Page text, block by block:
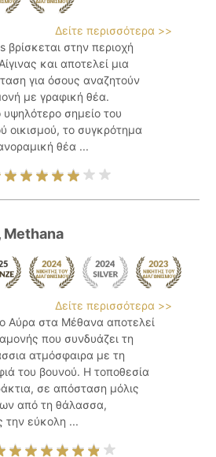
Δείτε περισσότερα >>
βρίσκεται στην περιοχή
και αποτελεί μια
για όσους αναζητούν
με γραφική θέα.
υψηλότερο σημείο του
οικισμού, το συγκρότημα
θέα ...
Methana
Δείτε περισσότερα >>
Αύρα στα Μέθανα αποτελεί
που συνδυάζει τη
ατμόσφαιρα με τη
του βουνού. Η τοποθεσία
σε απόσταση μόλις
από τη θάλασσα,
την εύκολη ...